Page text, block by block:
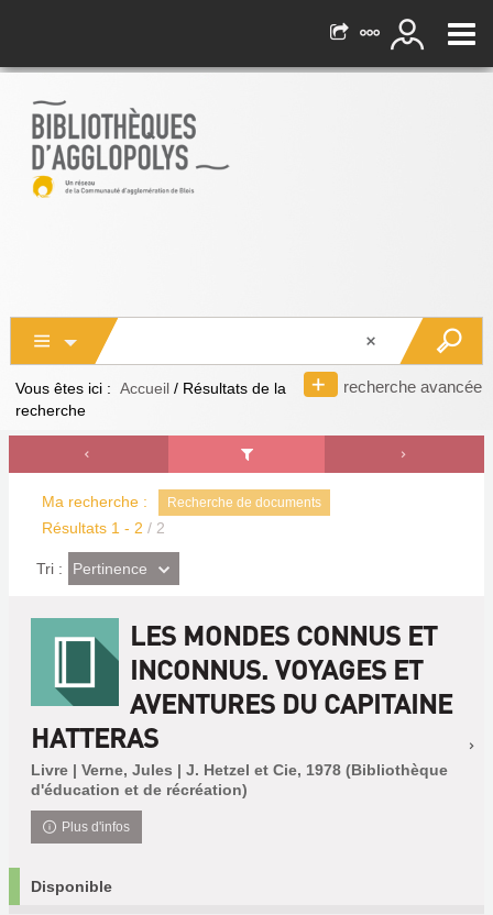
recherche avancée
Vous êtes ici : Accueil / Résultats de la
recherche
Ma recherche : Recherche de documents
Résultats 1 - 2 / 2
Tri : (Effet
imédiat)
Pertinence
LES MONDES CONNUS ET
INCONNUS. VOYAGES ET
AVENTURES DU CAPITAINE
HATTERAS
Livre | Verne, Jules | J. Hetzel et Cie, 1978 (Bibliothèque
d'éducation et de récréation)
Plus d'infos
Disponible